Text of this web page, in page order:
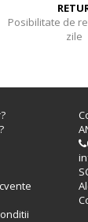
Posibilitate de
zile